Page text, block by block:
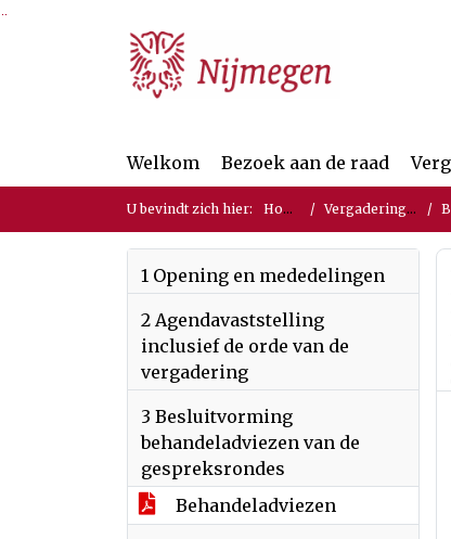
Ga naar de inhoud van deze pagina
Ga naar het zoeken
Ga naar het menu
Welkom Bezoek aan de raad
U bevindt zich hier: Home Vergaderingen
1 Opening en mededelingen
2 Agendavaststelling
inclusief de orde van de
vergadering
3 Besluitvorming
behandeladviezen van de
gespreksrondes
Behandeladviezen